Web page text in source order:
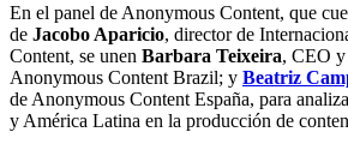
En el panel de Anonymous Content, que
de Jacobo Aparicio, director de
Content, se unen Barbara Teixeira, CEO y
Anonymous Content Brazil; y Beatriz
de Anonymous Content España, para
y América Latina en la producción de